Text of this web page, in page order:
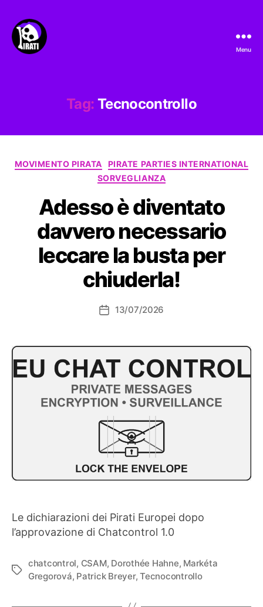
Menu
Tag: Tecnocontrollo
Categorie
MOVIMENTO PIRATA
PIRATE PARTIES INTERNATIONAL
SORVEGLIANZA
Adesso è diventato
davvero necessario
leccare la busta per
chiuderla!
Data13/07/2026
Le dichiarazioni dei Pirati Europei dopo
l’approvazione di Chatcontrol 1.0
Tag
chatcontrol, CSAM, Dorothée Hahne, Markéta
Gregorová, Patrick Breyer,Tecnocontrollo